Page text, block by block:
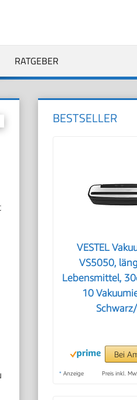
RATGEBER
BESTSELLER
VESTEL
VS5050,
Lebensmittel,
10
Bei
* Anzeige Preis inkl.